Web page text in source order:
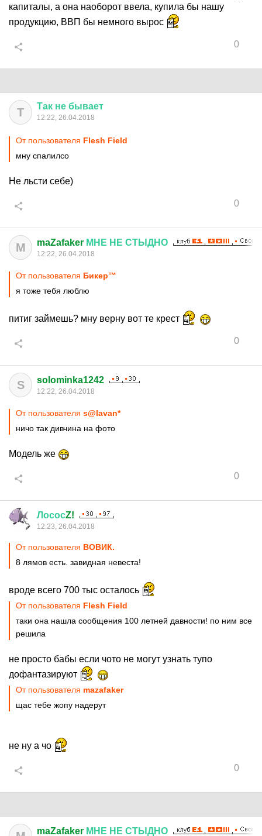
капиталы, а она наоборот ввела, купила бы нашу
продукцию, ВВП бы немного вырос
0
Т Так не бывает
12:22, 26.04.2018
От пользователя Flesh Field
мну спалилсо
Не льсти себе)
0
M maZafaker МНЕ НЕ СТЫДНО
12:22, 26.04.2018
От пользователя Бикер™
я тоже тебя люблю
питиг займешь? мну верну вот те крест
0
S solominka1242
12:22, 26.04.2018
От пользователя s@lavan*
ничо так дивчина на фото
Модель же
0
ЛососZ!
12:23, 26.04.2018
От пользователя ВОВИК.
8 лямов есть. завидная невеста!
вроде всего 700 тыс осталось
От пользователя Flesh Field
таки она нашла сообщения 100 летней давности! по ним все
решила
не просто бабы если чото не могут узнать тупо
дофантазируют
От пользователя mazafaker
щас тебе жопу надерут
не ну а чо
0
maZafaker МНЕ НЕ СТЫДНО